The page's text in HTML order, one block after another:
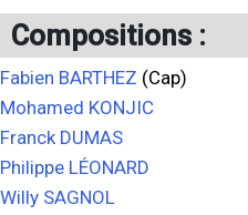
Compositions :
Fabien BARTHEZ (Cap)
Mohamed KONJIC
Franck DUMAS
Philippe LÉONARD
Willy SAGNOL